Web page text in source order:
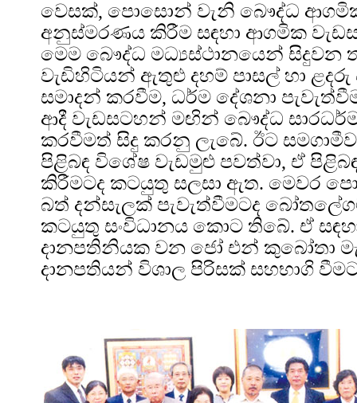
වෙසක්, පොසොන් වැනි බෞද්ධ
අනුස්මරණය කිරීම සඳහා ආගමික
මෙම බෞද්ධ මධ්‍යස්ථානයෙන් සිදුවන
වැඩිහිටියන් ඇතුළු දහම් පාසල් හා ළදරු
සමාදන් කරවීම, ධර්ම දේශනා
ආදී වැඩසටහන් මඟින් බෞද්ධ
කරවීමත් සිදු කරනු ලැබේ. ඊට
පිළිබඳ විශේෂ වැඩමුළු පවත්වා, ඒ
කිරීමටද කටයුතු සලසා ඇත. මෙවර
බත් දන්සැලක් පැවැත්වීමටද
කටයුතු සංවිධානය කොට තිබේ. ඒ
දානපතිනියක වන ජෝ එන් කුබෝතා
දානපතියන් විශාල පිරිසක් සහභාගි